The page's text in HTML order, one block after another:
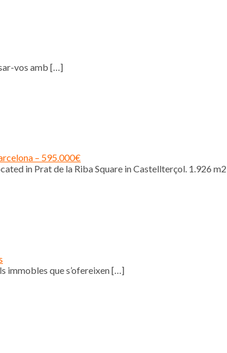
vos amb […]
– 595.000€
in Prat de la Riba Square in Castellterçol. 1.926
immobles que s’ofereixen[…]